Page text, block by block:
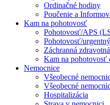
Ordinačné hodiny
Poučenie a
Kam na pohotovosť
Pohotovosť/APS
Pohotovosť/
Záchranná
Kam na pohotovosť
Nemocnice
Všeobecné
Všeobecné
Hospitalizácia